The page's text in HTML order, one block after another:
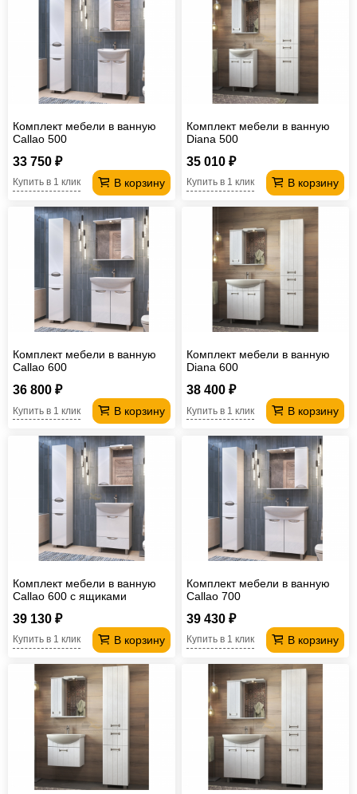
Комплект мебели в ванную
Callao 500
33 750 ₽
В корзину
Купить в 1 клик
Комплект мебели в ванную
Diana 500
35 010 ₽
В корзину
Купить в 1 клик
Комплект мебели в ванную
Callao 600
36 800 ₽
В корзину
Купить в 1 клик
Комплект мебели в ванную
Diana 600
38 400 ₽
В корзину
Купить в 1 клик
Комплект мебели в ванную
Callao 600 с ящиками
39 130 ₽
В корзину
Купить в 1 клик
Комплект мебели в ванную
Callao 700
39 430 ₽
В корзину
Купить в 1 клик